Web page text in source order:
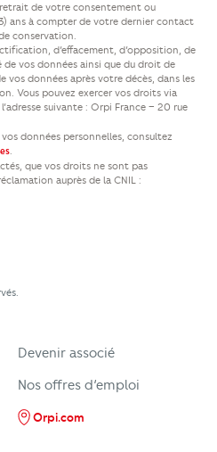
retrait de votre consentement ou
ans à compter de votre dernier contact
conservation.
d’effacement, d’opposition, de
vos données ainsi que du droit de
vos données après votre décès, dans les
Vous pouvez exercer vos droits via
suivante : Orpi France – 20 rue
données personnelles, consultez
.
que vos droits ne sont pas
auprès de la CNIL :
Devenir associé
Nos offres d’emploi
Orpi.com